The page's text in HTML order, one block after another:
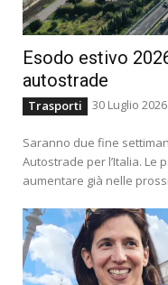
Esodo estivo
autostrade
Trasporti 30 Luglio 2026
Saranno due fine
Autostrade per l’Italia. Le
aumentare già nelle